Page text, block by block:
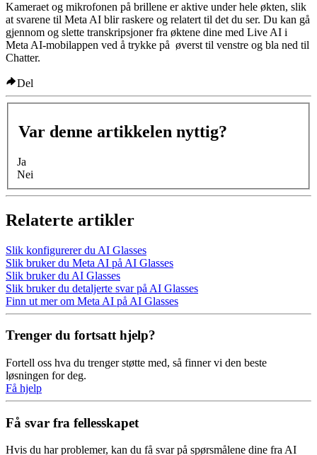
Kameraet og mikrofonen på brillene er aktive under hele økten, slik
at svarene til Meta AI blir raskere og relatert til det du ser. Du kan gå
gjennom og slette transkripsjoner fra øktene dine med Live AI i
Meta AI-mobilappen ved å trykke på øverst til venstre og bla ned til
Chatter.
Del
Var denne artikkelen nyttig?
Ja
Nei
Relaterte artikler
Slik konfigurerer du AI Glasses
Slik bruker du Meta AI på AI Glasses
Slik bruker du AI Glasses
Slik bruker du detaljerte svar på AI Glasses
Finn ut mer om Meta AI på AI Glasses
Trenger du fortsatt hjelp?
Fortell oss hva du trenger støtte med, så finner vi den beste
løsningen for deg.
Få hjelp
Få svar fra fellesskapet
Hvis du har problemer, kan du få svar på spørsmålene dine fraAI